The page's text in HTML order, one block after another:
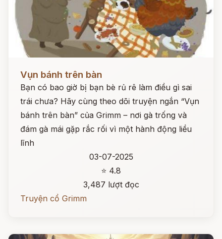
Vụn bánh trên bàn
Bạn có bao giờ bị bạn bè rủ rê làm điều gì sai
trái chưa? Hãy cùng theo dõi truyện ngắn “Vụn
bánh trên bàn” của Grimm – nơi gà trống và
đám gà mái gặp rắc rối vì một hành động liều
lĩnh
03-07-2025
⭐ 4.8
3,487 lượt đọc
Truyện cổ Grimm